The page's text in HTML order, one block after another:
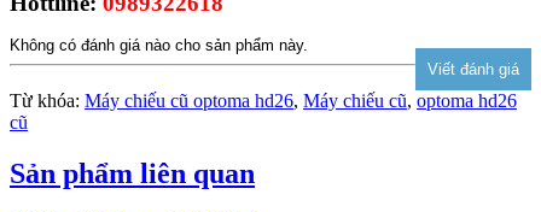
Không có đánh giá nào cho sản phẩm này.
Từ khóa: Máy chiếu cũ optoma hd26, Máy chiếu cũ, optoma hd26
cũ
Sản phẩm liên quan